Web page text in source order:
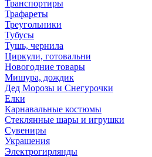
Транспортиры
Трафареты
Треугольники
Тубусы
Тушь, чернила
Циркули, готовальни
Новогодние товары
Мишура, дождик
Дед Морозы и Снегурочки
Елки
Карнавальные костюмы
Стеклянные шары и игрушки
Сувениры
Украшения
Электрогирлянды